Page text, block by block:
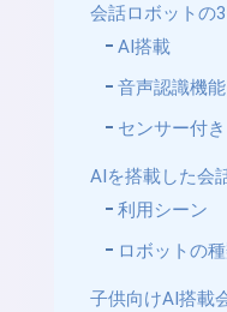
会話ロボットの
AI搭載
音声認識機能
センサー付き
AIを搭載した会
利用シーン
ロボットの
子供向けAI搭載